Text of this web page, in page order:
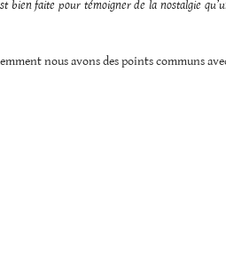
bien faite pour témoigner de la nostalgie
nous avons des points communs